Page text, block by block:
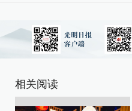
相关阅读